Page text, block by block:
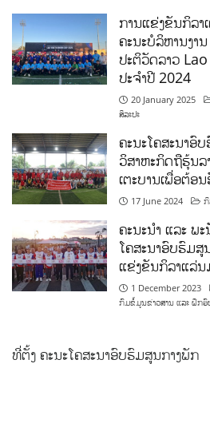
ການແຂ່ງຂັນກິລາ
ຄະນະບໍລິຫານງາ
ປະຕິວັດລາວ
ປະຈຳປີ 2024
20 January 2025
ສິລະປະ
ຄະນະໂຄສະນາອົ
ວິສາຫະກິດຖືຮຸ້ນລ
ເຕະບານເພື່ອຕ້ອ
17 June 2024 ກິ
ຄະນະນຳ ແລະ ພ
ໂຄສະນາອົບຮົມສູ
ແຂ່ງຂັນກິລາແລ່ນ
1 December 2023
ກົມຂໍ້ມູນຂ່າວສານ ແລະ ຝຶກອົ
ທີ່ຕັ້ງ ຄະນະໂຄສະນາອົບຮົມສູນກາງພັກ